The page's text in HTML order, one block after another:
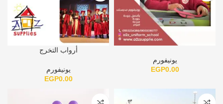
يونيفورم
EGP0.00
أرواب التخرج
يونيفورم
EGP0.00